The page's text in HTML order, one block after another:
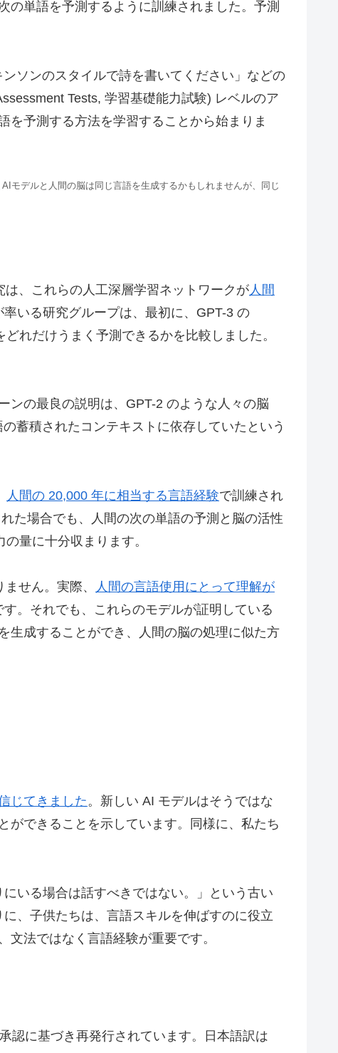
の単語を予測するように訓練されました。予測
ソンのスタイルで詩を書いてください」などの
Tests, 学習基礎能力試験) レベルのア
を予測する方法を学習することから始まりま
AIモデルと人間の脳は同じ言語を生成するかもしれませんが、同じ
は、これらの人工深層学習ネットワークが 人間
率いる研究グループは、最初に、GPT-3 の
れだけうまく予測できるかを比較しました。
ンの最良の説明は、GPT-2 のような人々の脳
蓄積されたコンテキストに依存していたという
人間の 20,000 年に相当する言語経験で訓練され
た場合でも、人間の次の単語の予測と脳の活性
の量に十分収まります。
せん。実際、
人間の言語使用にとって理解が
す。それでも、これらのモデルが証明している
生成することができ、人間の脳の処理に似た方
じてきました。新しい AI モデルはそうではな
ができることを示しています。同様に、私たち
いる場合は話すべきではない。」という古い
、子供たちは、言語スキルを伸ばすのに役立
法ではなく言語経験が重要です。
認に基づき再発行されています。日本語訳は